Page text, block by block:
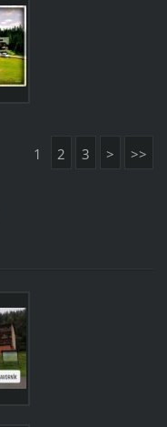
1 2 3 > >>